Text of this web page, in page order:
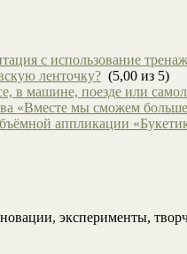
с использование
ленточку? (5,00 из 5)
в машине, поезде или
«Вместе мы сможем
аппликации
эксперименты,